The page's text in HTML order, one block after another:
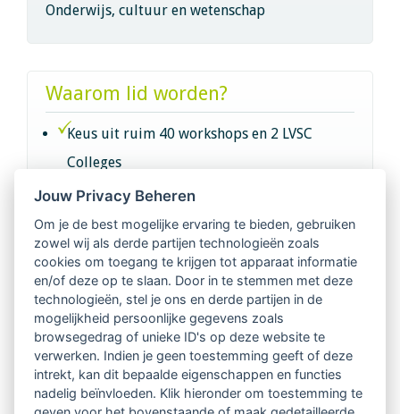
Onderwijs, cultuur en wetenschap
Waarom lid worden?
Keus uit ruim 40 workshops en 2 LVSC
Colleges
Intervisie met geregistreerde vakgenoten
Netwerk van 2100 professionals in 14
regio's
Vindbaar voor opdrachtgevers
Tijdschrift voor
Begeleidingskunde & kennisbank
Jouw Privacy Beheren
Om je de best mogelijke ervaring te bieden, gebruiken
zowel wij als derde partijen technologieën zoals
cookies om toegang te krijgen tot apparaat informatie
en/of deze op te slaan. Door in te stemmen met deze
technologieën, stel je ons en derde partijen in de
mogelijkheid persoonlijke gegevens zoals
browsegedrag of unieke ID's op deze website te
verwerken. Indien je geen toestemming geeft of deze
intrekt, kan dit bepaalde eigenschappen en functies
nadelig beïnvloeden. Klik hieronder om toestemming te